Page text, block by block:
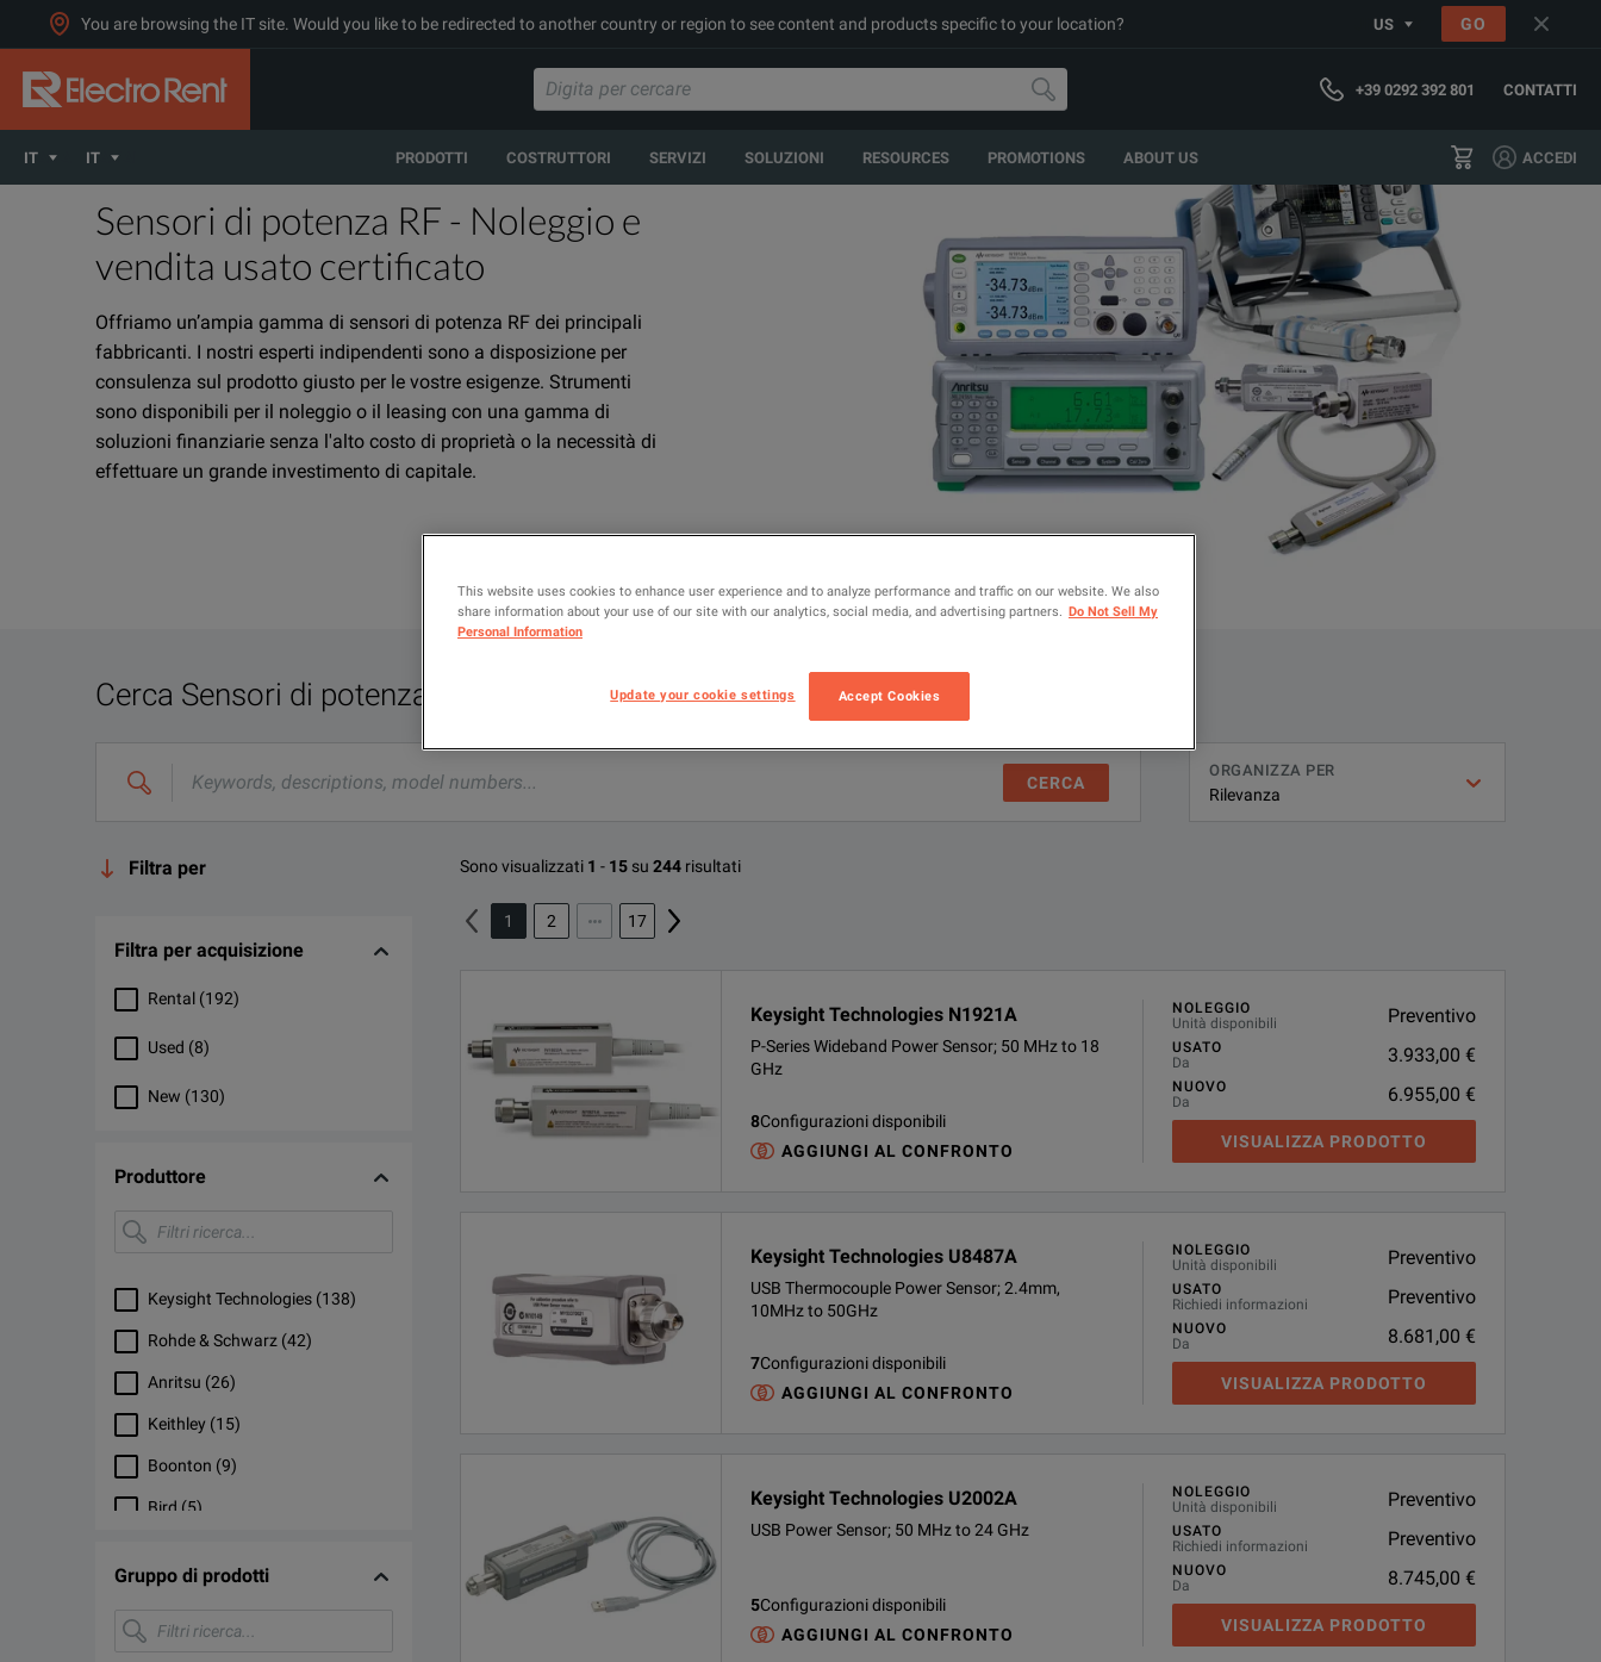
You are browsing the IT site. Would you like to be redirected to another country or region to see content and products specific to your location? US GO
+39 0292 392 801 CONTATTI
IT IT PRODOTTI COSTRUTTORI SERVIZI SOLUZIONI RESOURCES PROMOTIONS ABOUT US ACCEDI
Sensori di potenza RF - Noleggio e
vendita usato certificato
Offriamo un’ampia gamma di sensori di potenza RF dei principali
fabbricanti. I nostri esperti indipendenti sono a disposizione per
consulenza sul prodotto giusto per le vostre esigenze. Strumenti
sono disponibili per il noleggio o il leasing con una gamma di
soluzioni finanziarie senza l'alto costo di proprietà o la necessità di
effettuare un grande investimento di capitale.
Cerca Sensori di potenza RF
CERCA
ORGANIZZA PER
Filtra per
Filtra per acquisizione
Rental (192)
Used (8)
New (130)
Produttore
Filtri
ricerca...
Keysight Technologies (138)
Rohde & Schwarz (42)
Anritsu (26)
Keithley (15)
Boonton (9)
Bird (5)
Weinschel
Gigatronics(1)
Gruppo di prodotti
Filtri
ricerca...
Sono visualizzati 1 - 15 su 244 risultati
1 2 17
Keysight Technologies N1921A
P-Series Wideband Power Sensor; 50 MHz to 18
GHz
8Configurazioni disponibili
AGGIUNGI AL CONFRONTO
NOLEGGIO
Unità disponibili
Preventivo
USATO
Da
3.933,00 €
NUOVO
Da
6.955,00 €
VISUALIZZA PRODOTTO
Keysight Technologies U8487A
USB Thermocouple Power Sensor; 2.4mm,
10MHz to 50GHz
7Configurazioni disponibili
AGGIUNGI AL CONFRONTO
NOLEGGIO
Unità disponibili
Preventivo
USATO
Richiedi informazioni
Preventivo
NUOVO
Da
8.681,00 €
VISUALIZZA PRODOTTO
Keysight Technologies U2002A
USB Power Sensor; 50 MHz to 24 GHz
5Configurazioni disponibili
AGGIUNGI AL CONFRONTO
NOLEGGIO
Unità disponibili
Preventivo
USATO
Richiedi informazioni
Preventivo
NUOVO
Da
8.745,00 €
VISUALIZZA PRODOTTO
This website uses cookies to enhance user experience and to analyze performance and traffic on our website. We also
share information about your use of our site with our analytics, social media, and advertising partners. Do Not Sell My
Personal Information
Update your cookie settings Accept Cookies